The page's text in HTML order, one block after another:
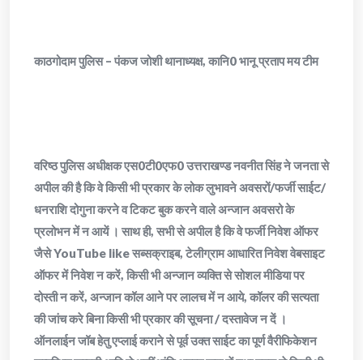
काठगोदाम पुलिस – पंकज जोशी थानाध्यक्ष, कानि0 भानू प्रताप मय टीम
वरिष्ठ पुलिस अधीक्षक एस0टी0एफ0 उत्तराखण्ड नवनीत सिंह ने जनता से
अपील की है कि वे किसी भी प्रकार के लोक लुभावने अवसरों/फर्जी साईट/
धनराशि दोगुना करने व टिकट बुक करने वाले अन्जान अवसरो के
प्रलोभन में न आयें । साथ ही, सभी से अपील है कि वे फर्जी निवेश ऑफर
जैसे YouTube like सब्सक्राइब, टेलीग्राम आधारित निवेश वेबसाइट
ऑफर में निवेश न करें, किसी भी अन्जान व्यक्ति से सोशल मीडिया पर
दोस्ती न करें, अन्जान कॉल आने पर लालच में न आये, कॉलर की सत्यता
की जांच करे बिना किसी भी प्रकार की सूचना / दस्तावेज न दें ।
ऑनलाईन जॉब हेतु एप्लाई कराने से पूर्व उक्त साईट का पूर्ण वैरीफिकेशन